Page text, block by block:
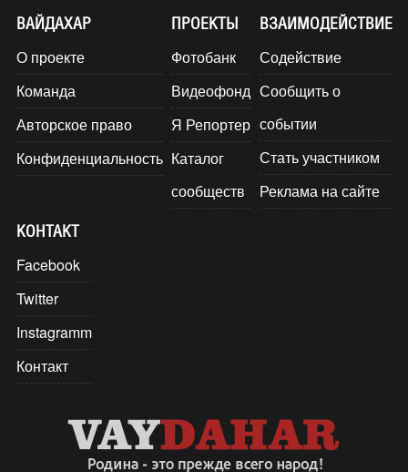
ВАЙДАХАР
О проекте
Команда
Авторское право
Конфиденциальность
ПРОЕКТЫ
Фотобанк
Видеофонд
Я Репортер
Каталог
сообществ
ВЗАИМОДЕЙСТВИЕ
Содействие
Сообщить о
событии
Стать участником
Реклама на сайте
КОНТАКТ
Facebook
Twitter
Instagramm
Контакт